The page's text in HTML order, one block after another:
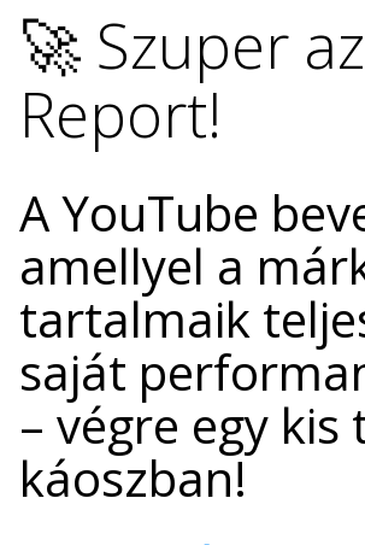
🚀 Szuper
Report!
A YouTube
amellyel a
tartalmaik
saját
– végre egy
káoszban!